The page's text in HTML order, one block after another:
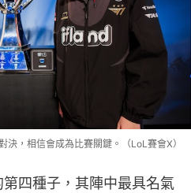
，相信會成為比賽關鍵。（LoL賽會X）
四種子，其陣中最具名氣